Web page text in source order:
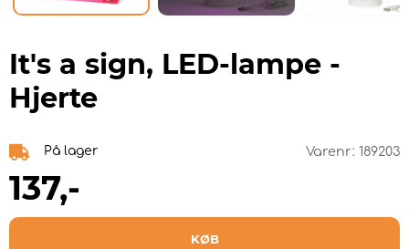
It's a sign, LED-lampe -
Hjerte
På lager Varenr: 189203
137,-
KØB